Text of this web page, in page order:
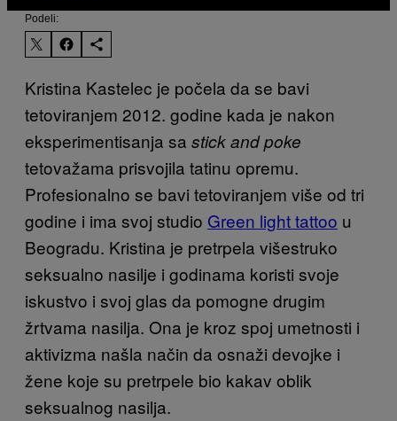
Podeli:
Kristina Kastelec je počela da se bavi
tetoviranjem 2012. godine kada je nakon
eksperimentisanja sa stick and poke
tetovažama prisvojila tatinu opremu.
Profesionalno se bavi tetoviranjem više od tri
godine i ima svoj studio Green light tattoo u
Beogradu. Kristina je pretrpela višestruko
seksualno nasilje i godinama koristi svoje
iskustvo i svoj glas da pomogne drugim
žrtvama nasilja. Ona je kroz spoj umetnosti i
aktivizma našla način da osnaži devojke i
žene koje su pretrpele bio kakav oblik
seksualnog nasilja.